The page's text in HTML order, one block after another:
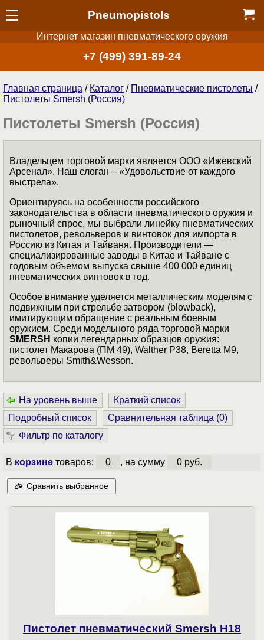
Pneumopistols
Интернет магазин пневматического оружия
+7 (499) 391-89-24
Главная страница / Каталог / Пнев­ма­ти­чес­кие пистолеты /
Пистолеты Smersh (Россия)
Пистолеты Smersh (Россия)
Владельцем торговой марки является ООО «Ижевский
Арсенал». Наш слоган – «Удовольствие от каждого
выстрела».
Ориентируясь на особенности российского
законодательства в области пневматического оружия и
рыночный спрос, мы выбрали линейку пневматических
пистолетов, револьверов и винтовок для импорта в
Россию из Китая и Тайваня. Производители —
специализированные заводы в Китае и Тайване с
годовым объемом выпуска свыше 400 000 единиц
пневматических винтовок в год.
Особое внимание уделяется металлическим моделям с
подвижным при стрельбе затвором (blowback),
имитирующим обращение с реальным боевым
оружием. Среди модельного ряда торговой марки
SMERSH копии легендарных образцов оружия:
пистолет Макарова (ПМ 49), Walther P38, Beretta M9,
револьверы Smith&Wesson.
На уровень выше
Краткий список
Подробный список
Сравнительная таблица (0)
Фильтр по каталогу
В корзинетоваров: 0 , на сумму 0 руб.
Сравнить выбранное
Пистолет пневматический Smersh H18